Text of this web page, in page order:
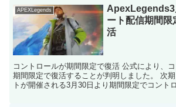
APEXLegends
ApexLegends3
ート配信期間限
活
コントロールが期間限定で復活 公式により、
期間限定で復活することが判明しました。 次
トが開催される3月30日より期間限定でコント